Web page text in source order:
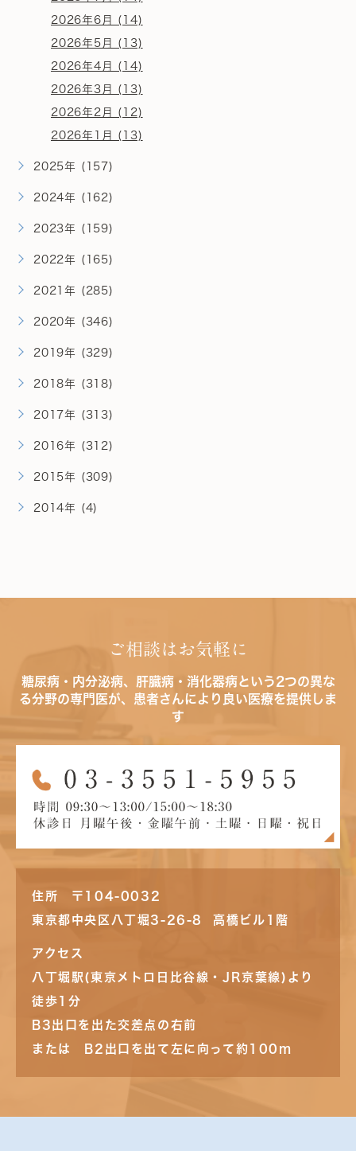
2026年6月 (14)
2026年5月 (13)
2026年4月 (14)
2026年3月 (13)
2026年2月 (12)
2026年1月 (13)
2025年 (157)
2024年 (162)
2023年 (159)
2022年 (165)
2021年 (285)
2020年 (346)
2019年 (329)
2018年 (318)
2017年 (313)
2016年 (312)
2015年 (309)
2014年 (4)
ご相談はお気軽に
糖尿病・内分泌病、肝臓病・消化器病という2つの異な
る分野の専門医が、患者さんにより良い医療を提供しま
す
住所 〒104-0032
東京都中央区八丁堀3-26-8 高橋ビル1階
アクセス
八丁堀駅(東京メトロ日比谷線・JR京葉線)より
徒歩1分
B3出口を出た交差点の右前
または B2出口を出て左に向って約100m